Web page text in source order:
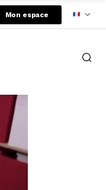
Mon espace